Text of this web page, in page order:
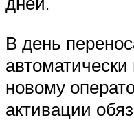
В день
новому
активации